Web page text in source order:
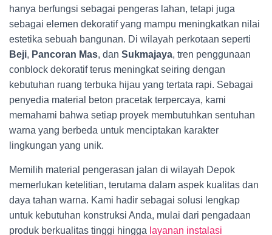
hanya berfungsi sebagai pengeras lahan, tetapi juga
sebagai elemen dekoratif yang mampu meningkatkan nilai
estetika sebuah bangunan. Di wilayah perkotaan seperti
Beji, Pancoran Mas, dan Sukmajaya, tren penggunaan
conblock dekoratif terus meningkat seiring dengan
kebutuhan ruang terbuka hijau yang tertata rapi. Sebagai
penyedia material beton pracetak terpercaya, kami
memahami bahwa setiap proyek membutuhkan sentuhan
warna yang berbeda untuk menciptakan karakter
lingkungan yang unik.
Memilih material pengerasan jalan di wilayah Depok
memerlukan ketelitian, terutama dalam aspek kualitas dan
daya tahan warna. Kami hadir sebagai solusi lengkap
untuk kebutuhan konstruksi Anda, mulai dari pengadaan
produk berkualitas tinggi hingga layanan instalasi